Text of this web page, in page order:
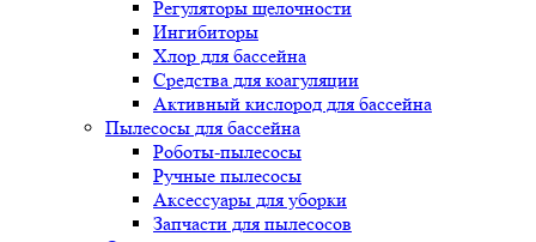
Регуляторы щелочности
Ингибиторы
Хлор для бассейна
Средства для коагуляции
Активный кислород для бассейна
Пылесосы для бассейна
Роботы-пылесосы
Ручные пылесосы
Аксессуары для уборки
Запчасти для пылесосов